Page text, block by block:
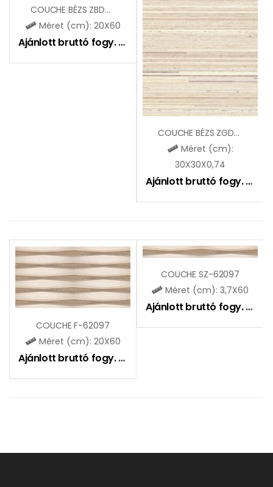
COUCHE BÉZS ZBD62095
Méret (cm): 20X60
Ajánlott bruttó fogy. ár: 6495 Ft
COUCHE BÉZS ZGD32095
Méret (cm):
30X30X0,74
Ajánlott bruttó fogy. ár:
COUCHE F-62097
Méret (cm): 20X60
Ajánlott bruttó fogy. ár:
COUCHE SZ-62097
Méret (cm): 3,7X60
Ajánlott bruttó fogy. ár: